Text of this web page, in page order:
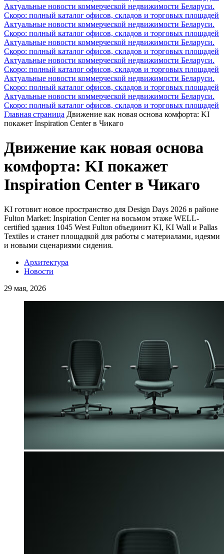
Актуальные новости коммерческой недвижимости Беларуси.
Скоро: полный каталог офисов, складов и торговых площадей
Актуальные новости коммерческой недвижимости Беларуси.
Скоро: полный каталог офисов, складов и торговых площадей
Актуальные новости коммерческой недвижимости Беларуси.
Скоро: полный каталог офисов, складов и торговых площадей
Актуальные новости коммерческой недвижимости Беларуси.
Скоро: полный каталог офисов, складов и торговых площадей
Актуальные новости коммерческой недвижимости Беларуси.
Скоро: полный каталог офисов, складов и торговых площадей
Актуальные новости коммерческой недвижимости Беларуси.
Скоро: полный каталог офисов, складов и торговых площадей
Главная страница Движение как новая основа комфорта: KI
покажет Inspiration Center в Чикаго
Движение как новая основа
комфорта: KI покажет
Inspiration Center в Чикаго
KI готовит новое пространство для Design Days 2026 в районе
Fulton Market: Inspiration Center на восьмом этаже WELL-
certified здания 1045 West Fulton объединит KI, KI Wall и Pallas
Textiles и станет площадкой для работы с материалами, идеями
и новыми сценариями сидения.
Архитектура
Новости
29 мая, 2026